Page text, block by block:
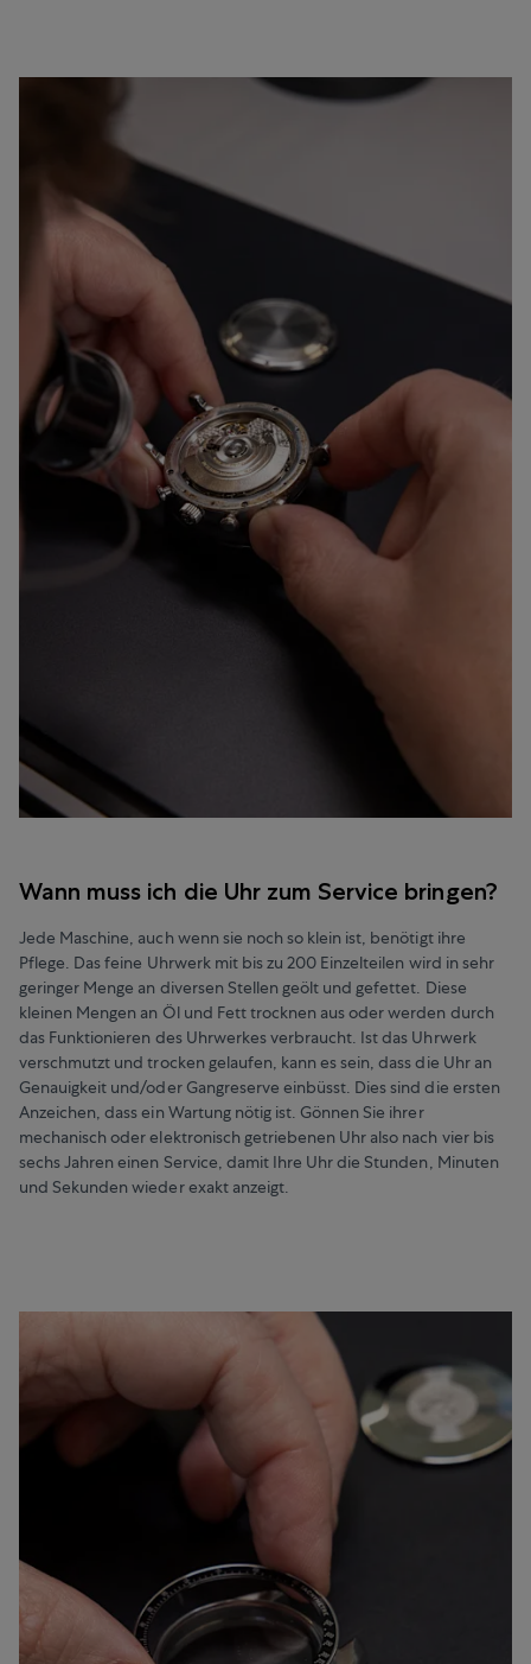
Wann muss ich die Uhr zum Service bringen?
Jede Maschine, auch wenn sie noch so klein ist, benötigt ihre
Pflege. Das feine Uhrwerk mit bis zu 200 Einzelteilen wird in sehr
geringer Menge an diversen Stellen geölt und gefettet. Diese
kleinen Mengen an Öl und Fett trocknen aus oder werden durch
das Funktionieren des Uhrwerkes verbraucht. Ist das Uhrwerk
verschmutzt und trocken gelaufen, kann es sein, dass die Uhr an
Genauigkeit und/oder Gangreserve einbüsst. Dies sind die ersten
Anzeichen, dass ein Wartung nötig ist. Gönnen Sie ihrer
mechanisch oder elektronisch getriebenen Uhr also nach vier bis
sechs Jahren einen Service, damit Ihre Uhr die Stunden, Minuten
und Sekunden wieder exakt anzeigt.